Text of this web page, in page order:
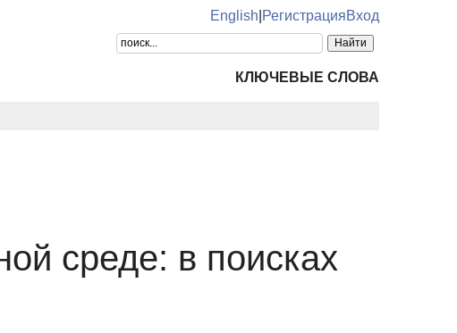
English РегистрацияВход
КЛЮЧЕВЫЕ СЛОВА
среде: в поисках